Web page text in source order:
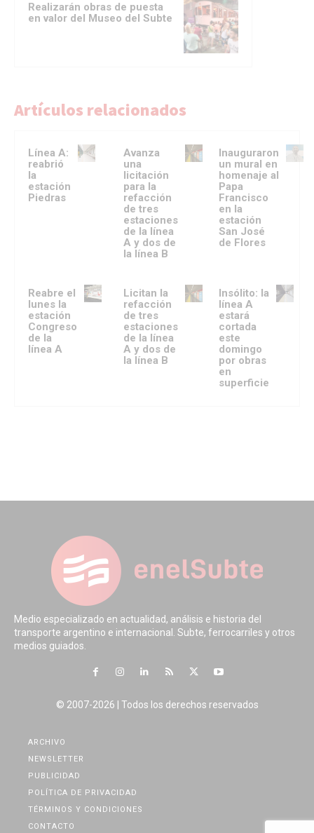
Realizarán obras de puesta
en valor del Museo del Subte
Artículos relacionados
Línea A:
reabrió
la
estación
Piedras
Avanza
una
licitación
para la
refacción
de tres
estaciones
de la línea
A y dos de
la línea B
Inauguraron
un mural en
homenaje al
Papa
Francisco
en la
estación
San José
de Flores
Reabre el
lunes la
estación
Congreso
de la
línea A
Licitan la
refacción
de tres
estaciones
de la línea
A y dos de
la línea B
Insólito: la
línea A
estará
cortada
este
domingo
por obras
en
superficie
Medio especializado en actualidad, análisis e historia del
transporte argentino e internacional. Subte, ferrocarriles y otros
medios guiados.
© 2007-2026 | Todos los derechos reservados
ARCHIVO
NEWSLETTER
PUBLICIDAD
POLÍTICA DE PRIVACIDAD
TÉRMINOS Y CONDICIONES
CONTACTO